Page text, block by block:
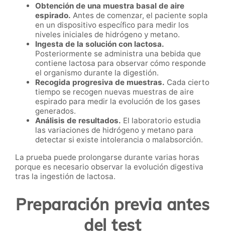
Obtención de una muestra basal de aire
espirado. Antes de comenzar, el paciente sopla
en un dispositivo específico para medir los
niveles iniciales de hidrógeno y metano.
Ingesta de la solución con lactosa.
Posteriormente se administra una bebida que
contiene lactosa para observar cómo responde
el organismo durante la digestión.
Recogida progresiva de muestras. Cada cierto
tiempo se recogen nuevas muestras de aire
espirado para medir la evolución de los gases
generados.
Análisis de resultados. El laboratorio estudia
las variaciones de hidrógeno y metano para
detectar si existe intolerancia o malabsorción.
La prueba puede prolongarse durante varias horas
porque es necesario observar la evolución digestiva
tras la ingestión de lactosa.
Preparación previa antes
del test